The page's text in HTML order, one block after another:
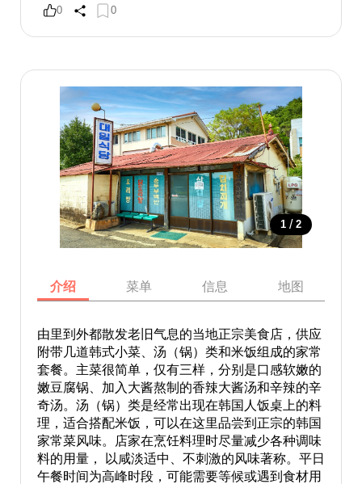
0 0
1 / 2
介绍 菜单 信息 地图
由里到外都散发老旧气息的当地正宗美食店，供应
附带几道韩式小菜、汤（锅）类和米饭组成的家常
套餐。主菜很简单，仅有三样，分别是口感软嫩的
嫩豆腐锅、加入大酱熬制的香辣大酱汤和辛辣的辛
奇汤。汤（锅）类是经常出现在韩国人饭桌上的料
理，适合搭配米饭，可以在这里品尝到正宗的韩国
家常菜风味。店家在烹饪料理时尽量减少各种调味
料的用量， 以咸淡适中、不刺激的风味著称。平日
午餐时间为高峰时段，可能需要等候或遇到食材用